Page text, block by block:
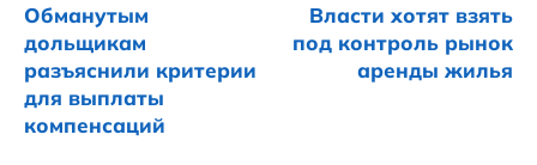
Обманутым
дольщикам
разъяснили критерии
для выплаты
компенсаций
Власти хотят взять
под контроль рынок
аренды жилья